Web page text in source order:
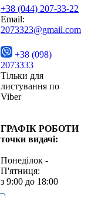
+38 (044) 207-33-22
Email:
2073323@gmail.com
+38 (098)
2073333
Тільки для
листування по
Viber
ГРАФІК РОБОТИ
точки видачі:
Понеділок -
П'ятниця:
з 9:00 до 18:00